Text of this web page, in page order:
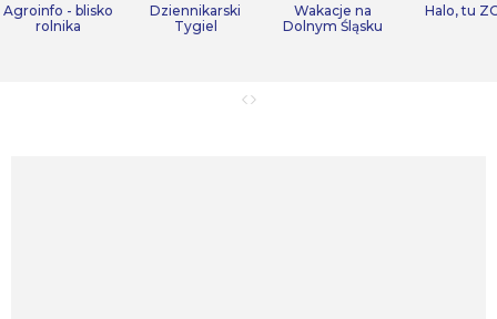
Agroinfo - blisko
rolnika
Dziennikarski
Tygiel
Wakacje na
Dolnym Śląsku
Halo, tu